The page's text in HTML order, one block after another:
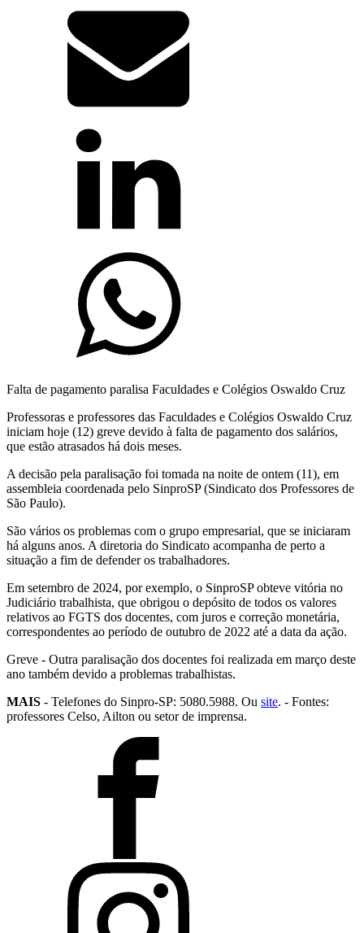
Falta de pagamento paralisa Faculdades e Colégios Oswaldo Cruz
Professoras e professores das Faculdades e Colégios Oswaldo Cruz
iniciam hoje (12) greve devido à falta de pagamento dos salários,
que estão atrasados há dois meses.
A decisão pela paralisação foi tomada na noite de ontem (11), em
assembleia coordenada pelo SinproSP (Sindicato dos Professores de
São Paulo).
São vários os problemas com o grupo empresarial, que se iniciaram
há alguns anos. A diretoria do Sindicato acompanha de perto a
situação a fim de defender os trabalhadores.
Em setembro de 2024, por exemplo, o SinproSP obteve vitória no
Judiciário trabalhista, que obrigou o depósito de todos os valores
relativos ao FGTS dos docentes, com juros e correção monetária,
correspondentes ao período de outubro de 2022 até a data da ação.
Greve - Outra paralisação dos docentes foi realizada em março deste
ano também devido a problemas trabalhistas.
MAIS - Telefones do Sinpro-SP: 5080.5988. Ou site. - Fontes:
professores Celso, Ailton ou setor de imprensa.